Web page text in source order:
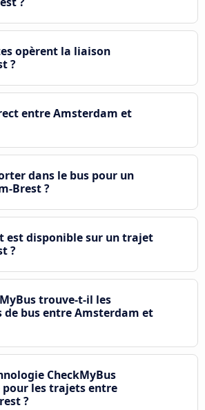
opèrent la liaison
?
entre Amsterdam et
dans le bus pour un
Brest ?
est disponible sur un trajet
?
trouve-t-il les
de bus entre Amsterdam et
CheckMyBus
les trajets entre
?